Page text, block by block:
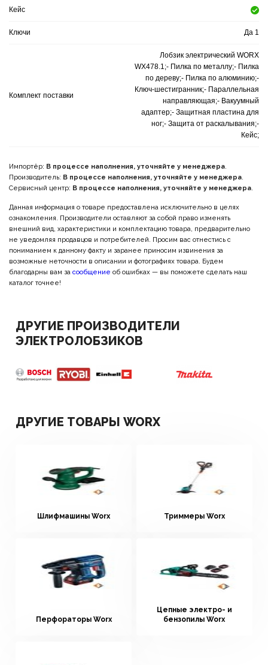
Кейс
Ключи Да 1
Комплект поставки
Лобзик электрический WORX
WX478.1;- Пилка по металлу;- Пилка
по дереву;- Пилка по алюминию;-
Ключ-шестигранник;- Параллельная
направляющая;- Вакуумный
адаптер;- Защитная пластина для
ног;- Защита от раскалывания;-
Кейс;
Импортёр: В процессе наполнения, уточняйте у менеджера.
Производитель: В процессе наполнения, уточняйте у менеджера.
Сервисный центр: В процессе наполнения, уточняйте у менеджера.
Данная информация о товаре предоставлена исключительно в целях
ознакомления. Производители оставляют за собой право изменять
внешний вид, характеристики и комплектацию товара, предварительно
не уведомляя продавцов и потребителей. Просим вас отнестись с
пониманием к данному факту и заранее приносим извинения за
возможные неточности в описании и фотографиях товара. Будем
благодарны вам за сообщение об ошибках — вы поможете сделать наш
каталог точнее!
ДРУГИЕ ПРОИЗВОДИТЕЛИ
ЭЛЕКТРОЛОБЗИКОВ
ДРУГИЕ ТОВАРЫ WORX
Шлифмашины Worx Триммеры Worx
Перфораторы Worx
Цепные электро- и
бензопилы Worx